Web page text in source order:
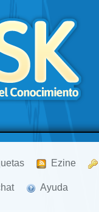
Ezine
Ayuda